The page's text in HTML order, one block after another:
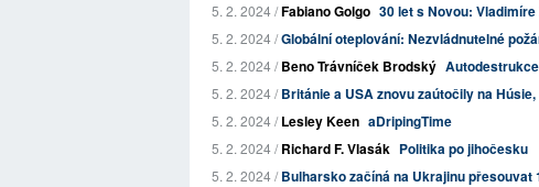
5. 2. 2024 /Fabiano Golgo 30 let s Novou:
5. 2. 2024 /Globální oteplování: Nezvládnutelné
5. 2. 2024 /Beno Trávníček Brodský
5. 2. 2024 /Británie a USA znovu zaútočily na
5. 2. 2024 /Lesley Keen aDripingTime
5. 2. 2024 /Richard F. Vlasák Politika po jihočesku
5. 2. 2024 /Bulharsko začíná na Ukrajinu